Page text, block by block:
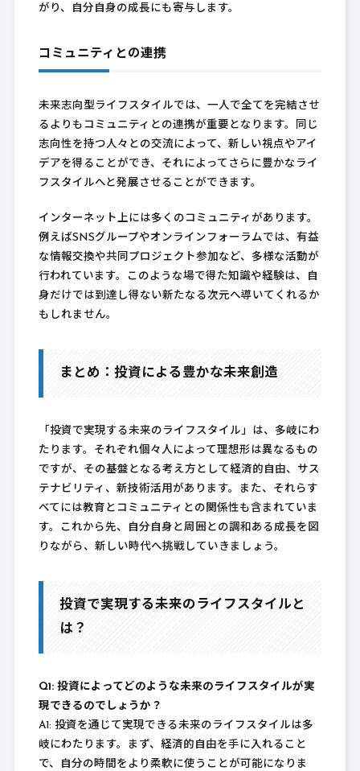
がり、自分自身の成長にも寄与します。
コミュニティとの連携
未来志向型ライフスタイルでは、一人で全てを完結させ
るよりもコミュニティとの連携が重要となります。同じ
志向性を持つ人々との交流によって、新しい視点やアイ
デアを得ることができ、それによってさらに豊かなライ
フスタイルへと発展させることができます。
インターネット上には多くのコミュニティがあります。
例えばSNSグループやオンラインフォーラムでは、有益
な情報交換や共同プロジェクト参加など、多様な活動が
行われています。このような場で得た知識や経験は、自
身だけでは到達し得ない新たなる次元へ導いてくれるか
もしれません。
まとめ：投資による豊かな未来創造
「投資で実現する未来のライフスタイル」は、多岐にわ
たります。それぞれ個々人によって理想形は異なるもの
ですが、その基盤となる考え方として経済的自由、サス
テナビリティ、新技術活用があります。また、それらす
べてには教育とコミュニティとの関係性も含まれていま
す。これから先、自分自身と周囲との調和ある成長を図
りながら、新しい時代へ挑戦していきましょう。
投資で実現する未来のライフスタイルと
は？
Q1: 投資によってどのような未来のライフスタイルが実
現できるのでしょうか？
A1: 投資を通じて実現できる未来のライフスタイルは多
岐にわたります。まず、経済的自由を手に入れること
で、自分の時間をより柔軟に使うことが可能になりま